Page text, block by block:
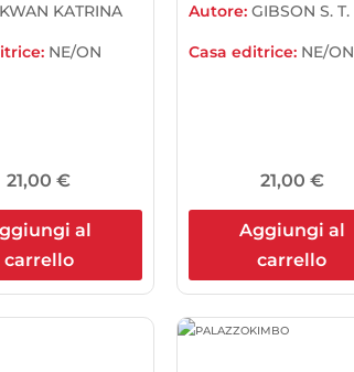
KATRINA
NE/ON
21,00€
al
carrello
Autore:GIBSON S. T.
Casa editrice: NE/ON
21,00 €
Aggiungi al
carrello